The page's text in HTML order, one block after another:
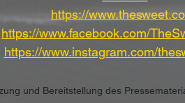
https://
https://www.facebook.com/
https://www.instagram.com/
und Bereitstellung des